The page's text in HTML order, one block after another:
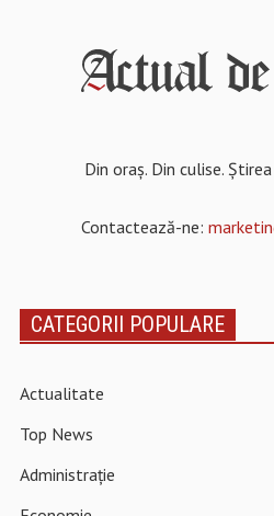
Din oraș. Din culise.
Contactează-ne:
CATEGORII POPULARE
Actualitate
Top News
Administrație